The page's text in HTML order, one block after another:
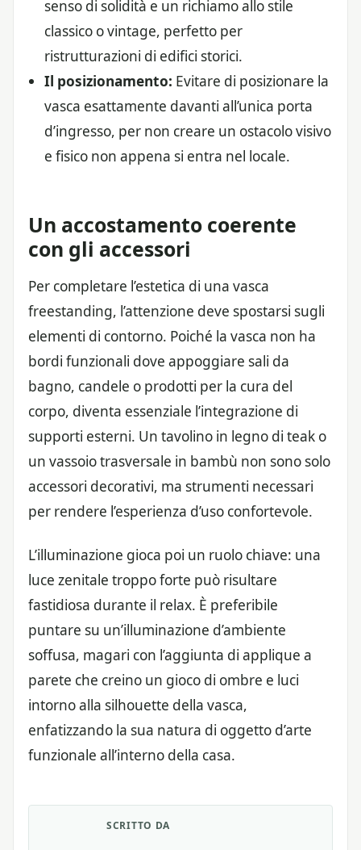
senso di solidità e un richiamo allo stile
classico o vintage, perfetto per
ristrutturazioni di edifici storici.
Il posizionamento: Evitare di posizionare la
vasca esattamente davanti all’unica porta
d’ingresso, per non creare un ostacolo visivo
e fisico non appena si entra nel locale.
Un accostamento coerente
con gli accessori
Per completare l’estetica di una vasca
freestanding, l’attenzione deve spostarsi sugli
elementi di contorno. Poiché la vasca non ha
bordi funzionali dove appoggiare sali da
bagno, candele o prodotti per la cura del
corpo, diventa essenziale l’integrazione di
supporti esterni. Un tavolino in legno di teak o
un vassoio trasversale in bambù non sono solo
accessori decorativi, ma strumenti necessari
per rendere l’esperienza d’uso confortevole.
L’illuminazione gioca poi un ruolo chiave: una
luce zenitale troppo forte può risultare
fastidiosa durante il relax. È preferibile
puntare su un’illuminazione d’ambiente
soffusa, magari con l’aggiunta di applique a
parete che creino un gioco di ombre e luci
intorno alla silhouette della vasca,
enfatizzando la sua natura di oggetto d’arte
funzionale all’interno della casa.
SCRITTO DA